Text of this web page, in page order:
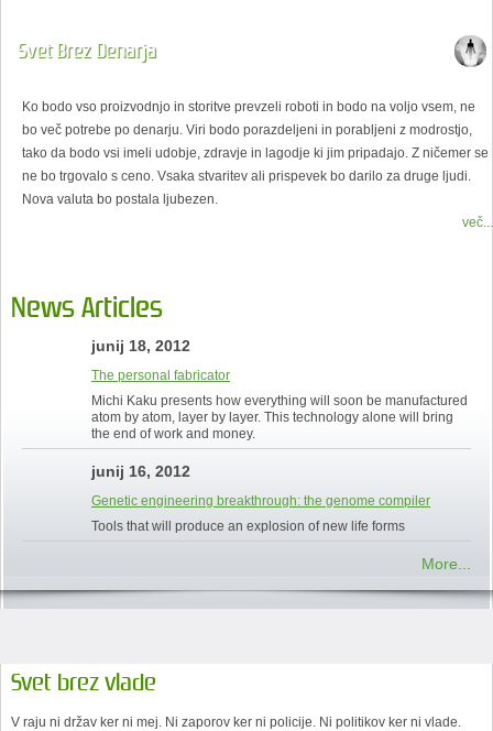
Svet Brez Denarja
Ko bodo vso proizvodnjo in storitve prevzeli roboti in bodo na voljo vsem, ne
bo več potrebe po denarju. Viri bodo porazdeljeni in porabljeni z modrostjo,
tako da bodo vsi imeli udobje, zdravje in lagodje ki jim pripadajo. Z ničemer se
ne bo trgovalo s ceno. Vsaka stvaritev ali prispevek bo darilo za druge ljudi.
Nova valuta bo postala ljubezen.
več...
News Articles
junij 18, 2012
The personal fabricator
Michi Kaku presents how everything will soon be manufactured
atom by atom, layer by layer. This technology alone will bring
the end of work and money.
junij 16, 2012
Genetic engineering breakthrough: the genome compiler
Tools that will produce an explosion of new life forms
More...
Svet brez vlade
V raju ni držav ker ni mej. Ni zaporov ker ni policije. Ni politikov ker ni vlade.